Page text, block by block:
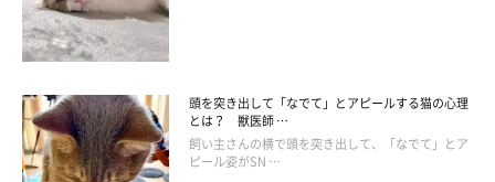
た、環境に順応しやすく、あまり鳴かないとされているので、共
同住宅に住む人向きともいわれています。
成熟するのに時間がかかる傾向があるので、年齢を重ねるごとに
増す魅力を味わうことができるでしょう。
頭を突き出して「なでて」とアピールする猫の心理
とは？ 獣医師 …
飼い主さんの横で頭を突き出して、「なでて」とア
ピール姿がSN …